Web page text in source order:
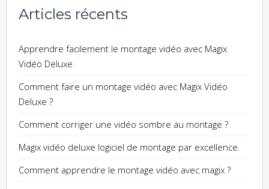
Articles récents
Apprendre facilement le montage vidéo avec Magix
Vidéo Deluxe
Comment faire un montage vidéo avec Magix Vidéo
Deluxe ?
Comment corriger une vidéo sombre au montage ?
Magix vidéo deluxe logiciel de montage par excellence.
Comment apprendre le montage vidéo avec magix ?